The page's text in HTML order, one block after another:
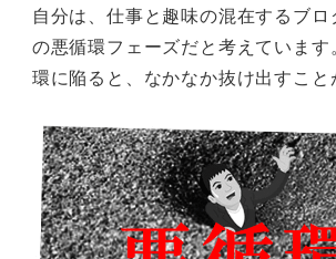
自分は、仕事と趣味の混在するブ
の悪循環フェーズだと考えていま
環に陥ると、なかなか抜け出すこと